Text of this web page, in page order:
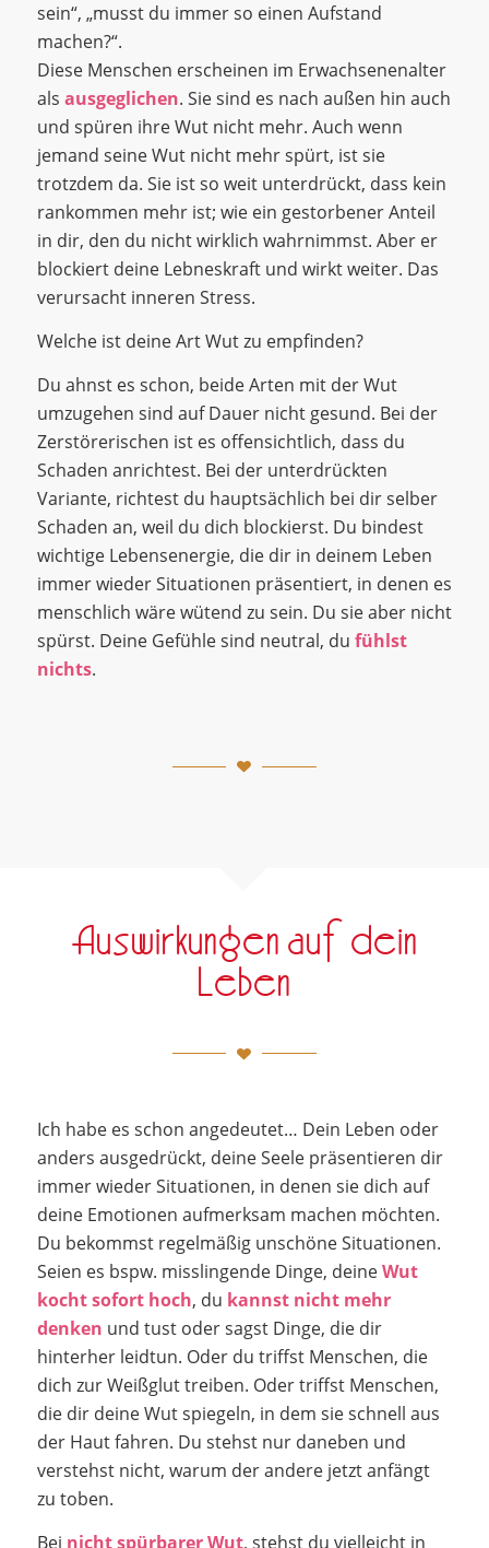
sein“, „musst du immer so einen Aufstand
machen?“.
Diese Menschen erscheinen im Erwachsenenalter
als ausgeglichen. Sie sind es nach außen hin auch
und spüren ihre Wut nicht mehr. Auch wenn
jemand seine Wut nicht mehr spürt, ist sie
trotzdem da. Sie ist so weit unterdrückt, dass kein
rankommen mehr ist; wie ein gestorbener Anteil
in dir, den du nicht wirklich wahrnimmst. Aber er
blockiert deine Lebneskraft und wirkt weiter. Das
verursacht inneren Stress.
Welche ist deine Art Wut zu empfinden?
Du ahnst es schon, beide Arten mit der Wut
umzugehen sind auf Dauer nicht gesund. Bei der
Zerstörerischen ist es offensichtlich, dass du
Schaden anrichtest. Bei der unterdrückten
Variante, richtest du hauptsächlich bei dir selber
Schaden an, weil du dich blockierst. Du bindest
wichtige Lebensenergie, die dir in deinem Leben
immer wieder Situationen präsentiert, in denen es
menschlich wäre wütend zu sein. Du sie aber nicht
spürst. Deine Gefühle sind neutral, du fühlst
nichts.
Auswirkungen auf dein
Leben
Ich habe es schon angedeutet… Dein Leben oder
anders ausgedrückt, deine Seele präsentieren dir
immer wieder Situationen, in denen sie dich auf
deine Emotionen aufmerksam machen möchten.
Du bekommst regelmäßig unschöne Situationen.
Seien es bspw. misslingende Dinge, deineWut
kocht sofort hoch, du kannst nicht mehr
denken und tust oder sagst Dinge, die dir
hinterher leidtun. Oder du triffst Menschen, die
dich zur Weißglut treiben. Oder triffst Menschen,
die dir deine Wut spiegeln, in dem sie schnell aus
der Haut fahren. Du stehst nur daneben und
verstehst nicht, warum der andere jetzt anfängt
zu toben.
Bei nicht spürbarer Wut, stehst du vielleicht in